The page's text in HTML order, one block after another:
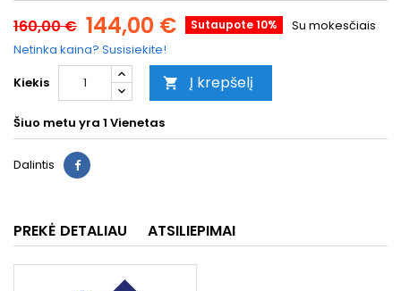
160,00 € 144,00 € Sutaupote 10%
Su mokesčiais
Netinka kaina? Susisiekite!
Kiekis
 Į krepšelį
Šiuo metu yra 1 Vienetas
Dalintis
PREKĖ DETALIAU ATSILIEPIMAI